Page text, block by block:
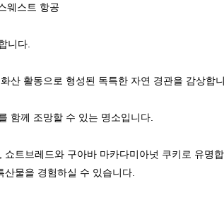
웨스트 항공
니다.
산 활동으로 형성된 독특한 자연 경관을 감상합
함께 조망할 수 있는 명소입니다.
트브레드와 구아바 마카다미아넛 쿠키로 유명합
물을 경험하실 수 있습니다.